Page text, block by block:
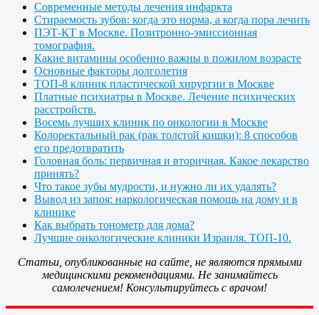
Современные методы лечения инфаркта
Стираемость зубов: когда это норма, а когда пора лечить
ПЭТ-КТ в Москве. Позитронно-эмиссионная
томография.
Какие витамины особенно важны в пожилом возрасте
Основные факторы долголетия
ТОП-8 клиник пластической хирургии в Москве
Платные психиатры в Москве. Лечение психических
расстройств.
Восемь лучших клиник по онкологии в Москве
Колоректальный рак (рак толстой кишки): 8 способов
его предотвратить
Головная боль: первичная и вторичная. Какое лекарство
принять?
Что такое зубы мудрости, и нужно ли их удалять?
Вывод из запоя: наркологическая помощь на дому и в
клинике
Как выбрать тонометр для дома?
Лучшие онкологические клиники Израиля. ТОП-10.
Статьи, опубликованные на сайте, не являются прямыми
медицинскими рекомендациями. Не занимайтесь
самолечением! Консультируйтесь с врачом!